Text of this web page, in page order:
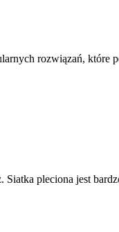
rozwiązań, które
pleciona jest